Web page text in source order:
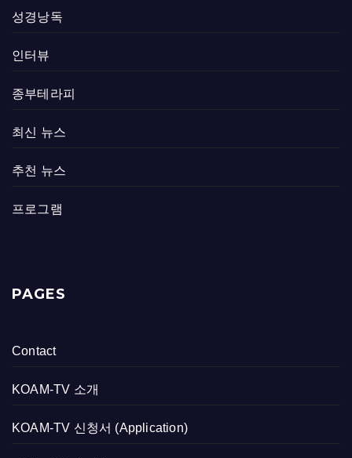
성경낭독
인터뷰
종부테라피
최신 뉴스
추천 뉴스
프로그램
PAGES
Contact
KOAM-TV 소개
KOAM-TV 신청서 (Application)